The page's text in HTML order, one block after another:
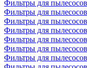
Фильтры для
Фильтры для
Фильтры для
Фильтры для
Фильтры для
Фильтры для
Фильтры для